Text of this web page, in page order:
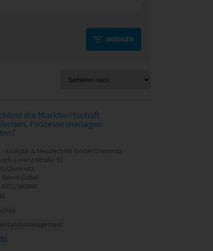
ANZEIGEN
die Marktwirtschaft
Prozesse managen
- Analytik & Messtechnik GmbH Chemnitz
Lorenz-Straße 55
Chemnitz
Bernd Göbel
0371/383880